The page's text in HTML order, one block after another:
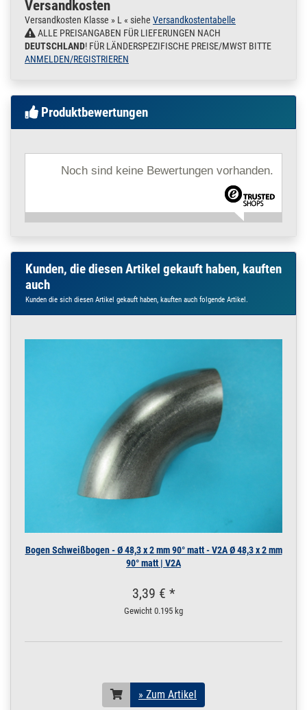
einstellbar
Verbinder Edelstahl
für Rohr 48,3 x 2 mm
Versandkosten
Versandkosten Klasse » L « siehe Versandkostentabelle
ALLE PREISANGABEN FÜR LIEFERUNGEN NACH
DEUTSCHLAND! FÜR LÄNDERSPEZIFISCHE PREISE/MWST BITTE
ANMELDEN/REGISTRIEREN
Produktbewertungen
Noch sind keine Bewertungen vorhanden.
Kunden, die diesen Artikel gekauft haben, kauften
auch
Kunden die sich diesen Artikel gekauft haben, kauften auch folgende Artikel.
Bogen Schweißbogen - Ø 48,3 x 2 mm 90° matt - V2A Ø 48,3 x 2 mm
90° matt | V2A
3,39 € *
Gewicht 0.195 kg
» Zum Artikel